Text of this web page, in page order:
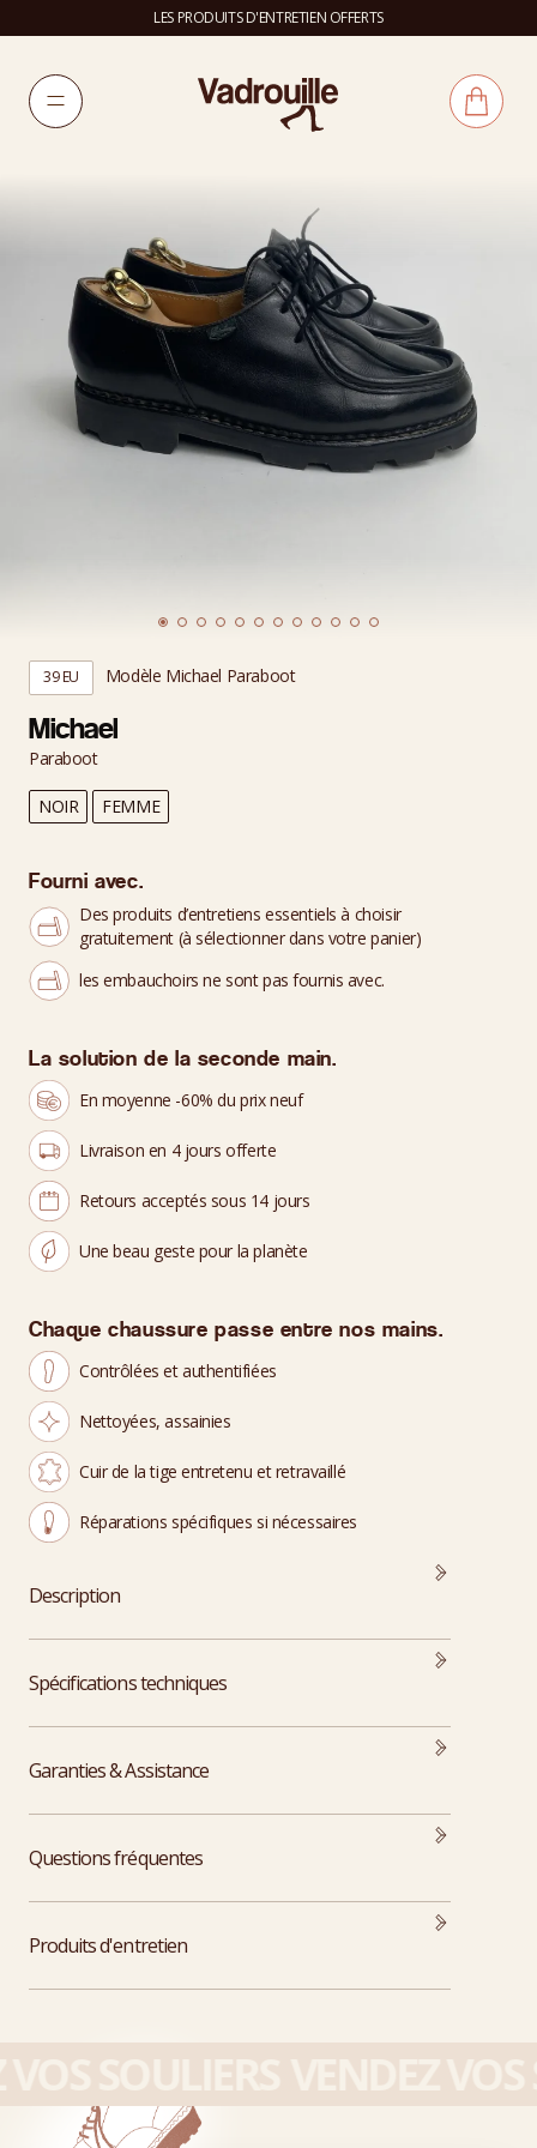
LES PRODUITS D'ENTRETIEN OFFERTS
39 EU Modèle Michael Paraboot
Michael
Paraboot
NOIR FEMME
Fourni avec.
Des produits d’entretiens essentiels à choisir
gratuitement (à sélectionner dans votre panier)
les embauchoirs ne sont pas fournis avec.
La solution de la seconde main.
En moyenne -60% du prix neuf
Livraison en 4 jours offerte
Retours acceptés sous 14 jours
Une beau geste pour la planète
Chaque chaussure passe entre nos mains.
Contrôlées et authentifiées
Nettoyées, assainies
Cuir de la tige entretenu et retravaillé
Réparations spécifiques si nécessaires
Description
Spécifications techniques
Garanties & Assistance
Questions fréquentes
Produits d'entretien